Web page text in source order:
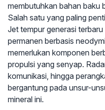
membutuhkan bahan baku
Salah satu yang paling
Jet tempur generasi
permanen berbasis
memerlukan komponen
propulsi yang senyap.
komunikasi, hingga
bergantung pada unsur-
mineral ini.